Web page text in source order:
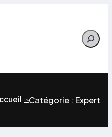
Search
>>Catégorie : Expert